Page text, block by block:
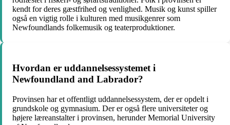
kendt for deres gæstfrihed og venlighed. Musik og kunst spiller
også en vigtig rolle i kulturen med musikgenrer som
Newfoundlands folkemusik og teaterproduktioner.
Hvordan er uddannelsessystemet i
Newfoundland and Labrador?
Provinsen har et offentligt uddannelsessystem, der er opdelt i
grundskole og gymnasium. Der er også flere universiteter og
højere læreanstalter i provinsen, herunder Memorial University